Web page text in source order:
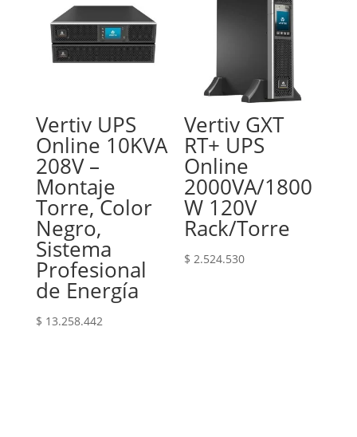
Vertiv UPS
Online 10KVA
208V –
Montaje
Torre, Color
Negro,
Sistema
Profesional
de Energía
$ 13.258.442
Vertiv GXT
RT+ UPS
Online
2000VA/1800
W 120V
Rack/Torre
$ 2.524.530